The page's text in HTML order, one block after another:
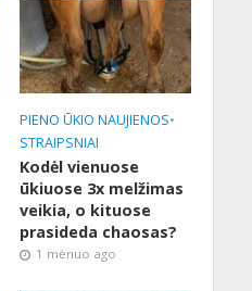
PIENO ŪKIO NAUJIENOS•
STRAIPSNIAI
Kodėl vienuose
ūkiuose 3x melžimas
veikia, o kituose
prasideda chaosas?
1 mėnuo ago